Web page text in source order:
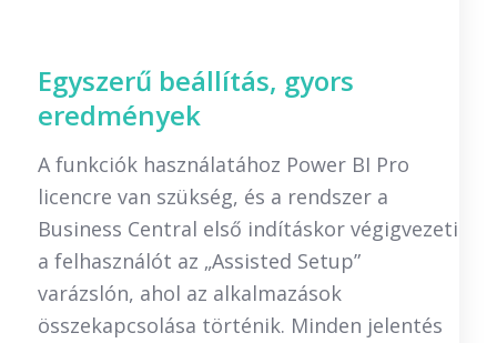
Egyszerű beállítás, gyors
eredmények
A funkciók használatához Power BI Pro
licencre van szükség, és a rendszer a
Business Central első indításkor végigvezeti
a felhasználót az „Assisted Setup”
varázslón, ahol az alkalmazások
összekapcsolása történik. Minden jelentés